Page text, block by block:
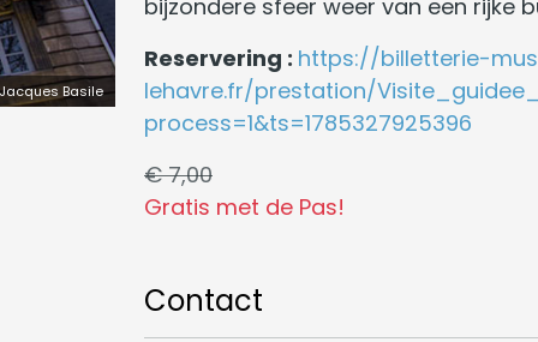
Basile
bijzondere sfeer weer van een rijke
Reservering : https://billetterie-
lehavre.fr/prestation/
process=1&ts=1785327925396
€ 7,00
Gratis met de Pas!
Contact